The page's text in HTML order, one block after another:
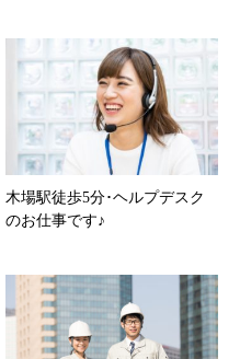
木場駅徒歩5分･ヘルプデスク
のお仕事です♪